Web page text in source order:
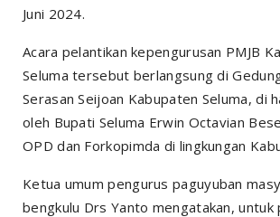
Juni 2024.
Acara pelantikan kepengurusan PMJB
Seluma tersebut berlangsung di
Serasan Seijoan Kabupaten Seluma, di
oleh Bupati Seluma Erwin Octavian
OPD dan Forkopimda di lingkungan
Ketua umum pengurus paguyuban
bengkulu Drs Yanto mengatakan, untuk